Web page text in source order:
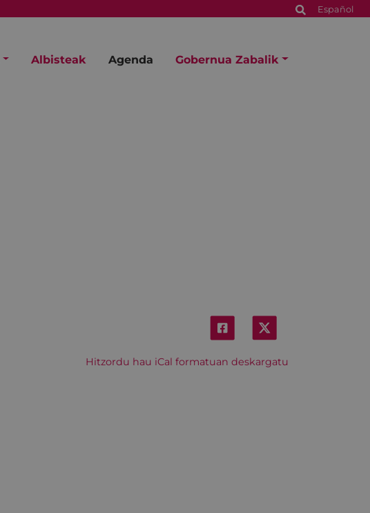
Español
Albisteak Agenda Gobernua Zabalik
Hitzordu hau iCal formatuan deskargatu